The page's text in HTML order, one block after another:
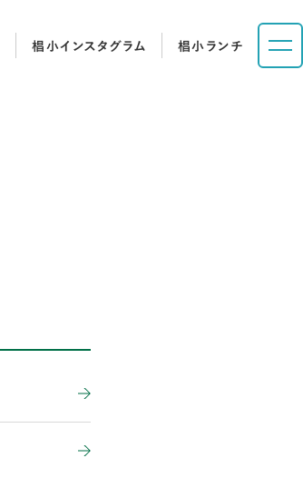
椙小インスタグラム 椙小ランチ